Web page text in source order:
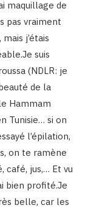
maquillage de
pas vraiment
j’étais
suis
(NDLR: je
de la
Hammam
Tunisie… si on
l’épilation,
on te ramène
café, jus,… Et vu
bien profité.Je
belle, car les